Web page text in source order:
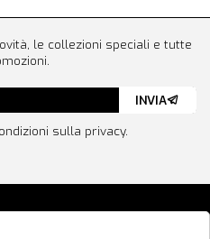
le collezioni speciali e tutte
sulla privacy.
INVIA